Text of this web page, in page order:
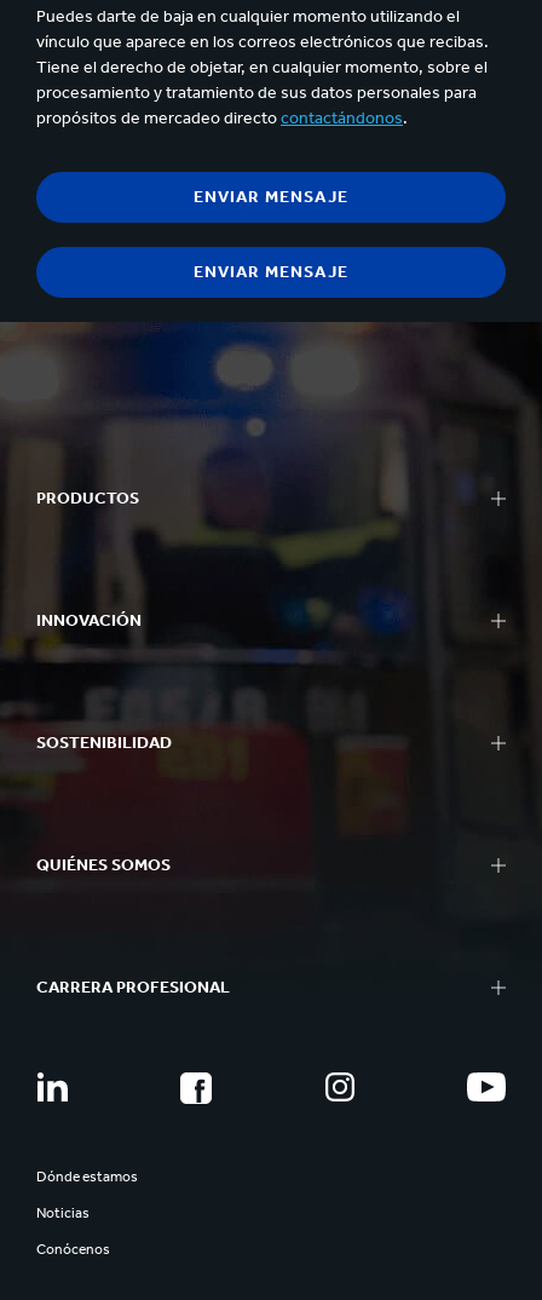
Puedes darte de baja en cualquier momento utilizando el
vínculo que aparece en los correos electrónicos que recibas.
Tiene el derecho de objetar, en cualquier momento, sobre el
procesamiento y tratamiento de sus datos personales para
propósitos de mercadeo directocontactándonos.
PRODUCTOS
INNOVACIÓN
SOSTENIBILIDAD
QUIÉNES SOMOS
CARRERA PROFESIONAL
Dónde estamos
Noticias
Conócenos